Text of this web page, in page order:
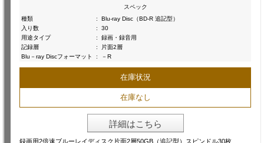
スペック
種類
:
Blu-ray Disc（BD-R 追記型）
入り数
:
30
用途タイプ
:
録画・録音用
記録層
:
片面2層
Blu－ray Discフォーマット
: －R
在庫状況
在庫なし
詳細はこちら
録画用2倍速ブルーレイディスク片面2層50GB（追記型）スピンドル30枚